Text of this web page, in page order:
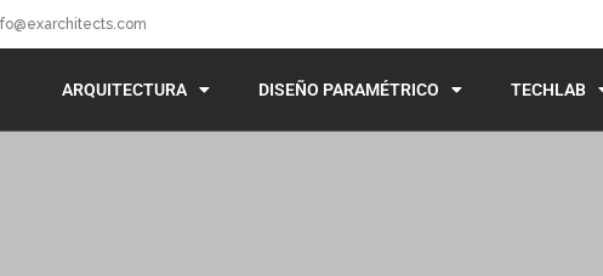
ARQUITECTURA DISEÑO PARAMÉTRICO TECHLAB